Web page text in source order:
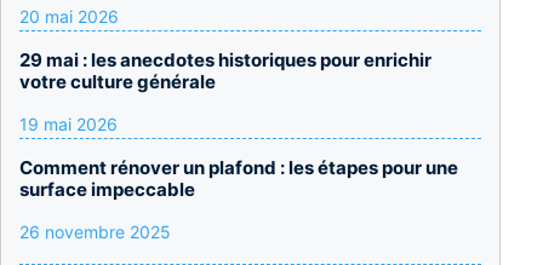
20 mai 2026
29 mai : les anecdotes historiques pour enrichir
votre culture générale
19 mai 2026
Comment rénover un plafond : les étapes pour une
surface impeccable
26 novembre 2025